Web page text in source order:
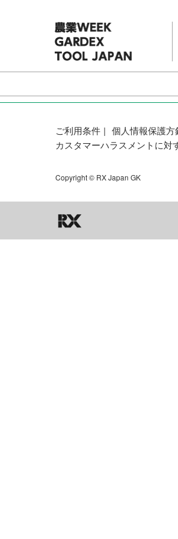
キ
ッ
プ
進
ご利用条件 個人情報保護方
カスタマーハラスメントに対
Copyright © RX Japan GK